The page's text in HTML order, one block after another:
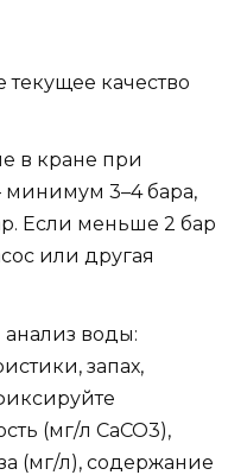
текущее качество
в кране при
3–4 бара,
Если меньше 2 бар
или другая
воды:
запах,
(мг/л CaCO3),
(мг/л), содержание